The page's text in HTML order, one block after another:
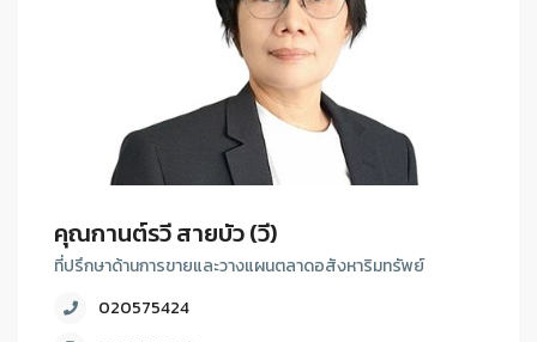
คุณกานต์รวี สายบัว (วี)
ที่ปรึกษาด้านการขายและวางแผนตลาดอสังหาริมทรัพย์
020575424